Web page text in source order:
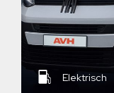
Elektrisch